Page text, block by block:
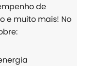
de
e muito mais! No